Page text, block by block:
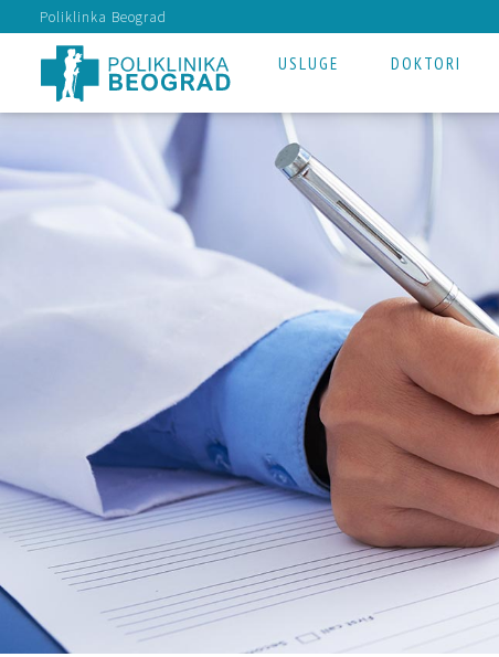
Poliklinka Beograd
USLUGE DOKTORI